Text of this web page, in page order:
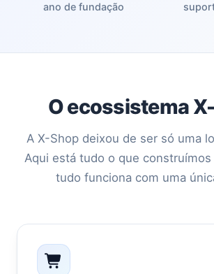
ano de fundação
O ecossistema
A X-Shop deixou de ser só uma
Aqui está tudo o que
tudo funciona com uma